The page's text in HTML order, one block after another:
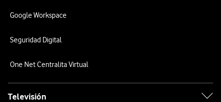
Google Workspace
Seguridad Digital
One Net Centralita Virtual
Televisión